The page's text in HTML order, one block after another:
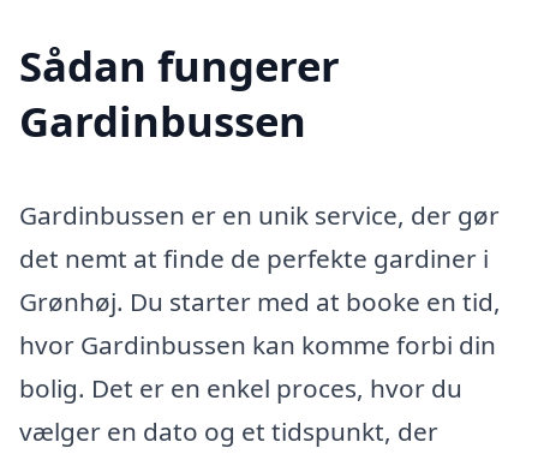
Sådan fungerer
Gardinbussen
Gardinbussen er en unik service, der gør
det nemt at finde de perfekte gardiner i
Grønhøj. Du starter med at booke en tid,
hvor Gardinbussen kan komme forbi din
bolig. Det er en enkel proces, hvor du
vælger en dato og et tidspunkt, der